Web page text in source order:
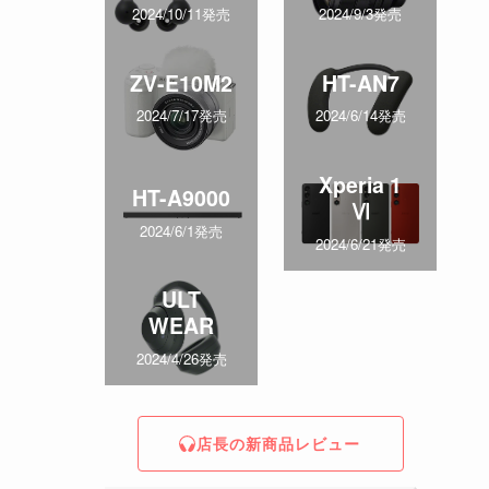
2024/10/11発売 2024/9/3発売
ZV-E10M2
2024/7/17発売
HT-AN7
2024/6/14発売
HT-A9000
2024/6/1発売
Xperia 1
Ⅵ
2024/6/21発売
ULT
WEAR
2024/4/26発売
店長の新商品レビュー